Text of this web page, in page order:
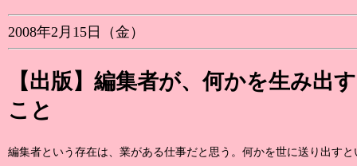
2008年2月15日（金）
【出版】編集者が、何かを生み出
こと
編集者という存在は、業がある仕事だと思う。何かを世に送り出す